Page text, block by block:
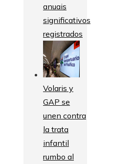
anuais
significativos
registrados
Volaris y
GAP se
unen contra
la trata
infantil
rumbo al